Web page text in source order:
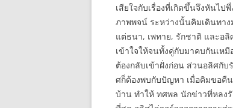
เสียใจกับเรื่องที่เกิดขึ้นจึงหันไป
ภาพพจน์ ระหว่างนั้นคิมเดินทาง
แต่ธนา, เพทาย, รักชาติ และอลิ
เข้าใจให้จนทั้งคู่กับมาคบกันเห
ต้องกลับเข้าฝั่งก่อน ส่วนอลิศกับ
ศก็ต้องพบกับปัญหา เมื่อคิมขอคื
บ้าน ทำให้ ทศพล นักข่าวที่หลง